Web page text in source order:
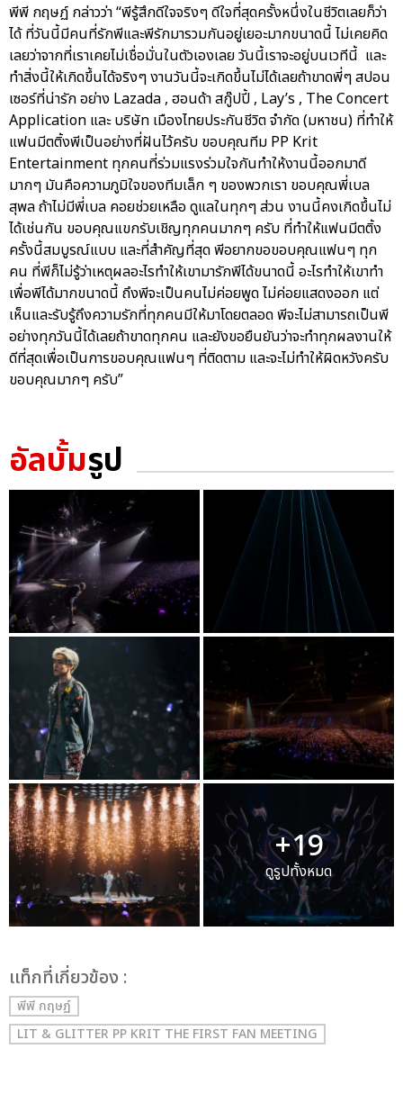
พีพี กฤษฏ์ กล่าวว่า “พีรู้สึกดีใจจริงๆ ดีใจที่สุดครั้งหนึ่งในชีวิตเลยก็ว่า
ได้ ที่วันนี้มีคนที่รักพีและพีรักมารวมกันอยู่เยอะมากขนาดนี้ ไม่เคยคิด
เลยว่าจากที่เราเคยไม่เชื่อมั่นในตัวเองเลย วันนี้เราจะอยู่บนเวทีนี้ และ
ทำสิ่งนี้ให้เกิดขึ้นได้จริงๆ งานวันนี้จะเกิดขึ้นไม่ได้เลยถ้าขาดพี่ๆ สปอน
เซอร์ที่น่ารัก อย่าง Lazada , ฮอนด้า สกู๊ปปี้ , Lay’s , The Concert
Application และ บริษัท เมืองไทยประกันชีวิต จำกัด (มหาชน) ที่ทำให้
แฟนมีตติ้งพีเป็นอย่างที่ฝันไว้ครับ ขอบคุณทีม PP Krit
Entertainment ทุกคนที่ร่วมแรงร่วมใจกันทำให้งานนี้ออกมาดี
มากๆ มันคือความภูมิใจของทีมเล็ก ๆ ของพวกเรา ขอบคุณพี่เบล
สุพล ถ้าไม่มีพี่เบล คอยช่วยเหลือ ดูแลในทุกๆ ส่วน งานนี้คงเกิดขึ้นไม่
ได้เช่นกัน ขอบคุณแขกรับเชิญทุกคนมากๆ ครับ ที่ทำให้แฟนมีตติ้ง
ครั้งนี้สมบูรณ์แบบ และที่สำคัญที่สุด พีอยากขอขอบคุณแฟนๆ ทุก
คน ที่พีก็ไม่รู้ว่าเหตุผลอะไรทำให้เขามารักพีได้ขนาดนี้ อะไรทำให้เขาทำ
เพื่อพีได้มากขนาดนี้ ถึงพีจะเป็นคนไม่ค่อยพูด ไม่ค่อยแสดงออก แต่
เห็นและรับรู้ถึงความรักที่ทุกคนมีให้มาโดยตลอด พีจะไม่สามารถเป็นพี
อย่างทุกวันนี้ได้เลยถ้าขาดทุกคน และยังขอยืนยันว่าจะทำทุกผลงานให้
ดีที่สุดเพื่อเป็นการขอบคุณแฟนๆ ที่ติดตาม และจะไม่ทำให้ผิดหวังครับ
ขอบคุณมากๆ ครับ”
อัลบั้มรูป
+19
ดูรูปทั้งหมด
เเท็กที่เกี่ยวข้อง :
พีพี กฤษฏ์
LIT & GLITTER PP KRIT THE FIRST FAN MEETING